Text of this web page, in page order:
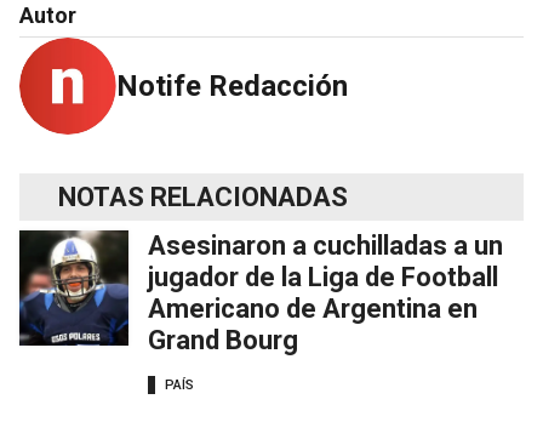
Autor
Notife Redacción
NOTAS RELACIONADAS
Asesinaron a cuchilladas a un
jugador de la Liga de Football
Americano de Argentina en
Grand Bourg
PAÍS